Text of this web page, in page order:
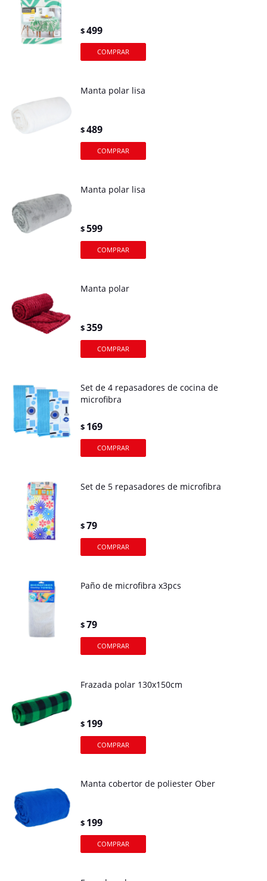
$499
Manta polar lisa
$489
Manta polar lisa
$599
Manta polar
$359
Set de 4 repasadores de cocina de
microfibra
$ 169
Set de 5 repasadores de microfibra
$79
Paño de microfibra x3pcs
$79
Frazada polar 130x150cm
$ 199
Manta cobertor de poliester Ober
$ 199